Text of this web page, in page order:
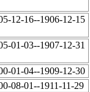
12-16--1906-12-15
01-03--1907-12-31
01-04--1909-12-30
08-01--1911-11-29